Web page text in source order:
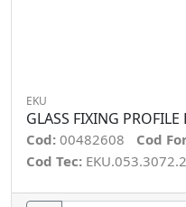
EKU
GLASS FIXING
Cod: 00482608 Cod
Cod Tec: